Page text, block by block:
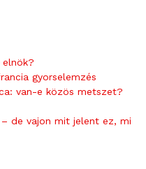
t
gyorselemzés
van-e közös metszet?
de vajon mit jelent ez, mi